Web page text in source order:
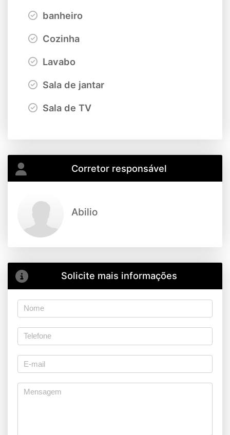
banheiro
Cozinha
Lavabo
Sala de jantar
Sala de TV
Corretor responsável
Abilio
Solicite mais informações